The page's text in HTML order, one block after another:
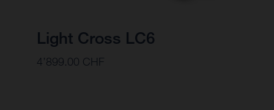
Light Cross LC6
4’899.00 CHF